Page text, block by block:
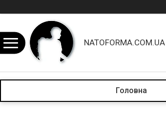
NATOFORMA.COM.UA
Головна